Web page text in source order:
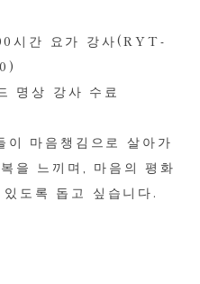
시간 요가 강사(RYT-
명상 강사 수료
이 마음챙김으로 살아가
을 느끼며, 마음의 평화
도록 돕고 싶습니다.